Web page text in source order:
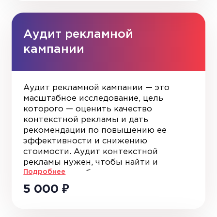
затрат на организацию запуска
эффективности распределения
средств на продвижение и
найдут эффективное решение, исходя
Аудит рекламной
кампании
Аудит рекламной кампании — это
масштабное исследование, цель
которого — оценить качество
контекстной рекламы и дать
рекомендации по повышению ее
эффективности и снижению
стоимости. Аудит контекстной
рекламы нужен, чтобы найти и
устранить проблемы, сэкономить
бюджет и увеличить продажи.
Специалисты On Target выполнят
Подробнее
5 000 ₽